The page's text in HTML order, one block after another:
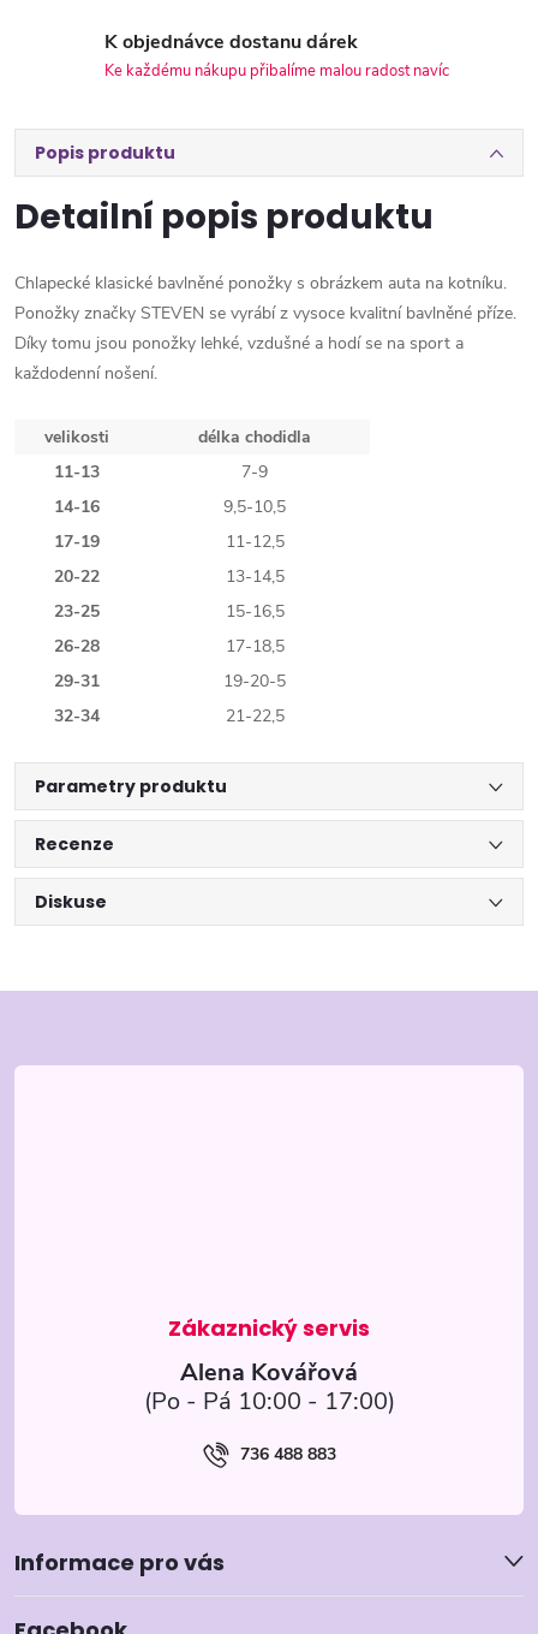
K objednávce dostanu dárek
Ke každému nákupu přibalíme malou radost navíc
Popis produktu
Detailní popis produktu
Chlapecké klasické bavlněné ponožky s obrázkem auta na kotníku.
Ponožky značky STEVEN se vyrábí z vysoce kvalitní bavlněné příze.
Díky tomu jsou ponožky lehké, vzdušné a hodí se na sport a
každodenní nošení.
velikosti
délka chodidla
11-13
7-9
14-16
9,5-10,5
17-19
11-12,5
20-22
13-14,5
23-25
15-16,5
26-28
17-18,5
29-31
19-20-5
32-34
21-22,5
Parametry produktu
Recenze
Diskuse
á
Alena Kovářová
736 488 883
Informace pro vás